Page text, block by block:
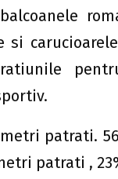
patrati.
patrati ,